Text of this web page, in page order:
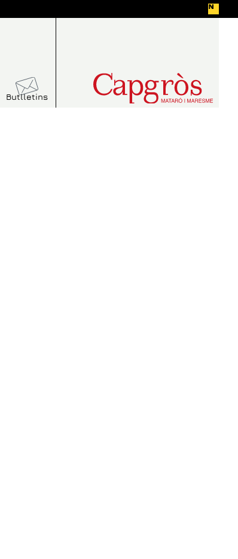
Butlletins